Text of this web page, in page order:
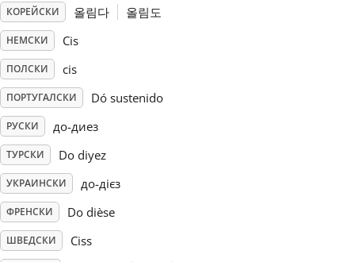
Tiếng Việt
Türkçe
简体中文
繁體中文
КОРЕЙСКИ 올림다 올림도
НЕМСКИ Cis
ПОЛСКИ cis
ПОРТУГАЛСКИ Dó sustenido
РУСКИ до-диез
ТУРСКИ Do diyez
УКРАИНСКИ до-дієз
ФРЕНСКИ Do dièse
ШВЕДСКИ
Ciss